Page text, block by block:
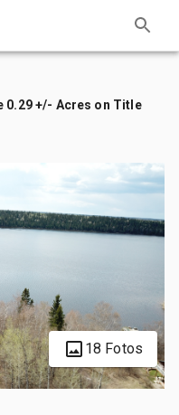
0.29 +/- Acres on Title
18 Fotos